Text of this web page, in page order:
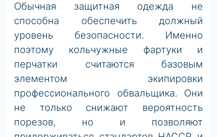
Обычная защитная одежда не
способна обеспечить должный
уровень безопасности. Именно
поэтому кольчужные фартуки и
перчатки считаются базовым
элементом экипировки
профессионального обвальщика. Они
не только снижают вероятность
порезов, но и позволяют